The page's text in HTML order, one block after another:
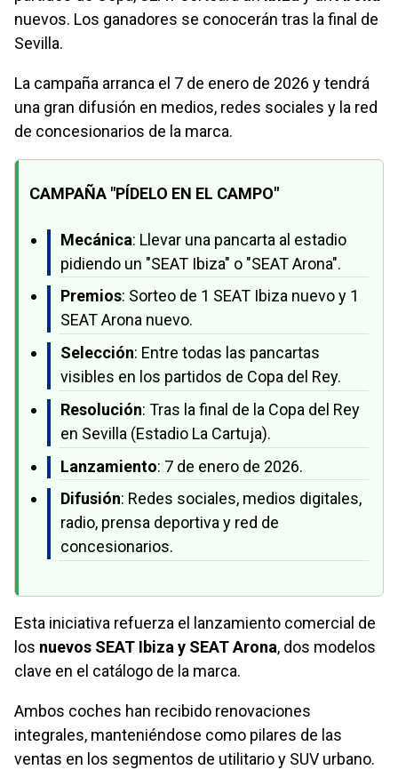
nuevos. Los ganadores se conocerán tras la final de
Sevilla.
La campaña arranca el 7 de enero de 2026 y tendrá
una gran difusión en medios, redes sociales y la red
de concesionarios de la marca.
CAMPAÑA "PÍDELO EN EL CAMPO"
Mecánica: Llevar una pancarta al estadio
pidiendo un "SEAT Ibiza" o "SEAT Arona".
Premios: Sorteo de 1 SEAT Ibiza nuevo y 1
SEAT Arona nuevo.
Selección: Entre todas las pancartas
visibles en los partidos de Copa del Rey.
Resolución: Tras la final de la Copa del Rey
en Sevilla (Estadio La Cartuja).
Lanzamiento: 7 de enero de 2026.
Difusión: Redes sociales, medios digitales,
radio, prensa deportiva y red de
concesionarios.
Esta iniciativa refuerza el lanzamiento comercial de
los nuevos SEAT Ibiza y SEAT Arona, dos modelos
clave en el catálogo de la marca.
Ambos coches han recibido renovaciones
integrales, manteniéndose como pilares de las
ventas en los segmentos de utilitario y SUV urbano.